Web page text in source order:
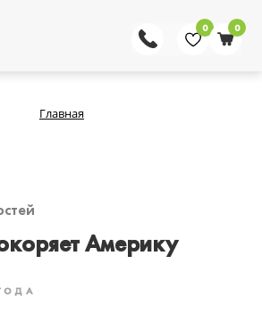
0 0
Главная
Америку